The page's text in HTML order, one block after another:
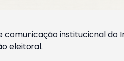
comunicação institucional
eleitoral.